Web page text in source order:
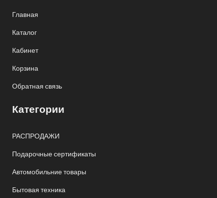
Главная
Каталог
Кабинет
Корзина
Обратная связь
Категории
РАСПРОДАЖИ
Подарочные сертификаты
Автомобильние товары
Бытовая техника